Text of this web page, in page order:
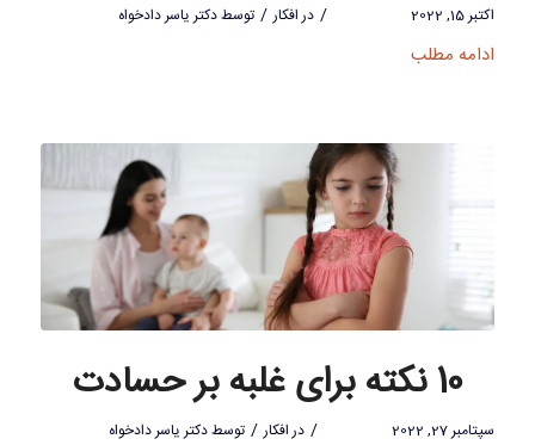
اکتبر 15, 2022 / در افکار / توسطدکتر یاسر دادخواه
ادامه مطلب
10 نکته برای غلبه بر حسادت
سپتامبر 27, 2022 / در افکار / توسطدکتر یاسر دادخواه